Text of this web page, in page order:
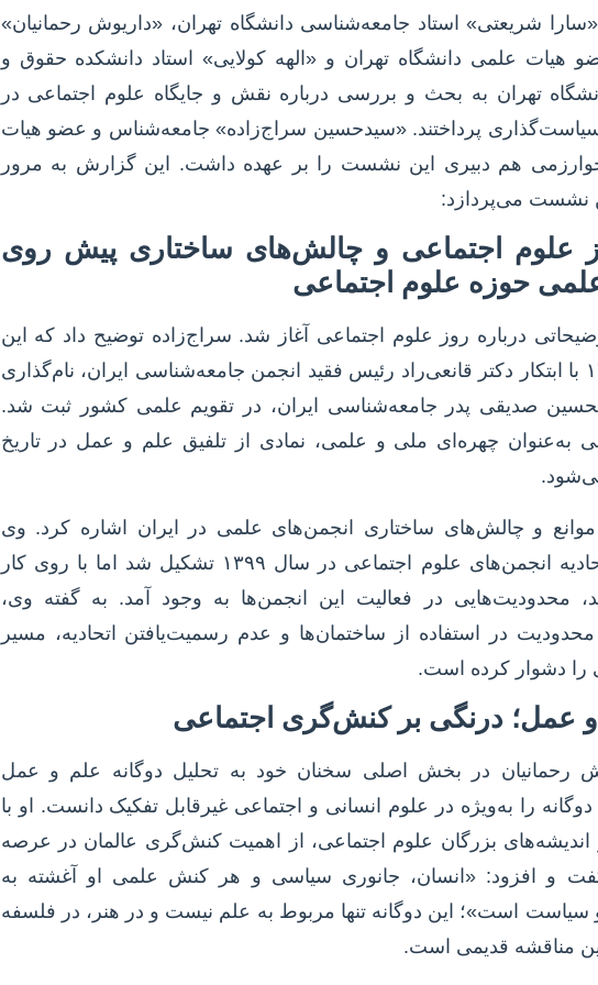
شریعتی» استاد جامعه‌شناسی دانشگاه تهران، «داریوش رحمانیان»
هیات علمی دانشگاه تهران و «الهه کولایی» استاد دانشکده حقوق و
تهران به بحث و بررسی درباره نقش و جایگاه علوم اجتماعی در
پرداختند. «سیدحسین سراج‌زاده» جامعه‌شناس و عضو هیات
هم دبیری این نشست را بر عهده داشت. این گزارش به مرور
می‌پردازد:
علوم اجتماعی و چالش‌های ساختاری پیش روی
حوزه علوم اجتماعی
درباره روز علوم اجتماعی آغاز شد. سراج‌زاده توضیح داد که این
روز در سال ۱۳۹۳ با ابتکار دکتر قانعی‌راد رئیس فقید انجمن جامعه‌شناسی ایران، نام‌گذاری
صدیقی پدر جامعه‌شناسی ایران، در تقویم علمی کشور ثبت شد.
به‌عنوان چهره‌ای ملی و علمی، نمادی از تلفیق علم و عمل در تاریخ
و چالش‌های ساختاری انجمن‌های علمی در ایران اشاره کرد. وی
توضیح داد که اتحادیه انجمن‌های علوم اجتماعی در سال ۱۳۹۹ تشکیل شد اما با روی کار
محدودیت‌هایی در فعالیت این انجمن‌ها به وجود آمد. به گفته وی،
در استفاده از ساختمان‌ها و عدم رسمیت‌یافتن اتحادیه، مسیر
را دشوار کرده است.
و عمل؛ درنگی بر کنش‌گری اجتماعی
رحمانیان در بخش اصلی سخنان خود به تحلیل دوگانه علم و عمل
را به‌ویژه در علوم انسانی و اجتماعی غیرقابل تفکیک دانست. او با
و اندیشه‌های بزرگان علوم اجتماعی، از اهمیت کنش‌گری عالمان در عرصه
و افزود: «انسان، جانوری سیاسی و هر کنش علمی او آغشته به
است»؛ این دوگانه تنها مربوط به علم نیست و در هنر، در فلسفه
مناقشه قدیمی است.